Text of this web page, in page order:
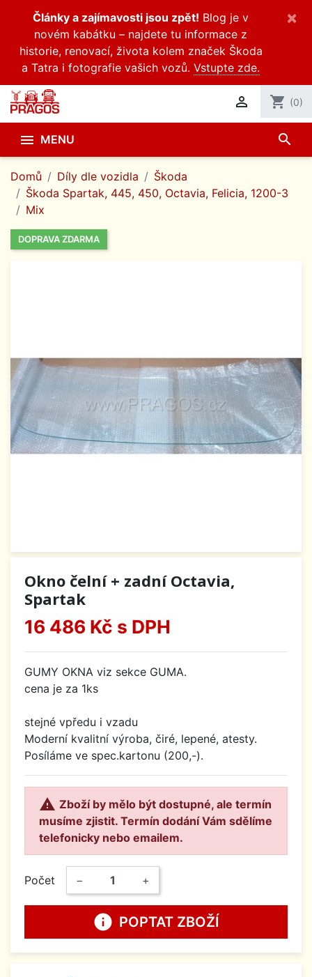
Články a zajímavosti jsou zpět! Blog je v
novém kabátku – najdete tu informace z
historie, renovací, života kolem značek Škoda
a Tatra i fotografie vašich vozů. Vstupte zde.
×
 shopping_cart (0)
 MENU search
Domů Díly dle vozidla
Škoda
Škoda Spartak, 445, 450, Octavia, Felicia, 1200-3
Mix
DOPRAVA ZDARMA
Okno čelní + zadní Octavia,
Spartak
16 486 Kč s DPH
GUMY OKNA viz sekce GUMA.
cena je za 1ks
stejné vpředu i vzadu
Moderní kvalitní výroba, čiré, lepené, atesty.
Posíláme ve spec.kartonu (200,-).
 Zboží by mělo být dostupné, ale termín
musíme zjistit. Termín dodání Vám sdělíme
telefonicky nebo emailem.
Počet − +
info POPTAT ZBOŽÍ